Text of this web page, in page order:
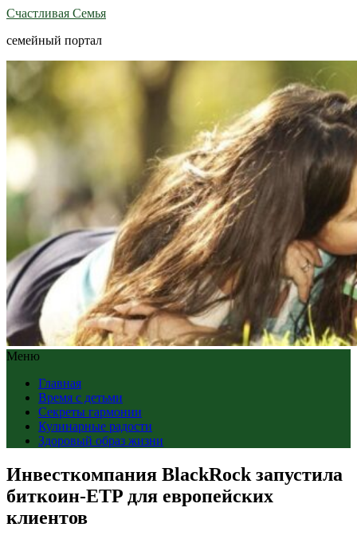
Счастливая Семья
семейный портал
Меню
Главная
Время с детьми
Секреты гармонии
Кулинарные радости
Здоровый образ жизни
Инвесткомпания BlackRock запустила
биткоин-ETP для европейских
клиентов